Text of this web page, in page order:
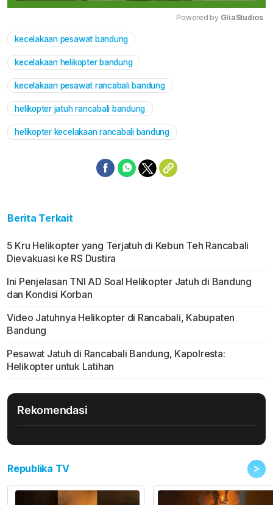
Powered by GliaStudios
kecelakaan pesawat bandung
kecelakaan helikopter bandung
kecelakaan pesawat rancabali bandung
helikopter jatuh rancabali bandung
helikopter kecelakaan rancabali bandung
Berita Terkait
5 Kru Helikopter yang Terjatuh di Kebun Teh Rancabali
Dievakuasi ke RS Dustira
Ini Penjelasan TNI AD Soal Helikopter Jatuh di Bandung
dan Kondisi Korban
Video Jatuhnya Helikopter di Rancabali, Kabupaten
Bandung
Pesawat Jatuh di Rancabali Bandung, Kapolresta:
Helikopter untuk Latihan
Rekomendasi
Republika TV >